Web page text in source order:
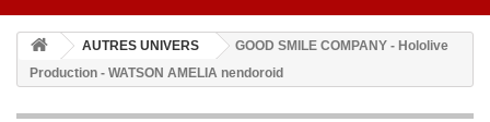
AUTRES UNIVERS
GOOD SMILE COMPANY - Hololive
Production - WATSON AMELIA nendoroid